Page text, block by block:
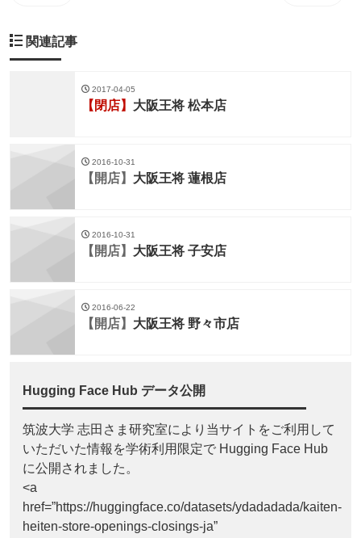
関連記事
2017-04-05
【閉店】 大阪王将 松本店
2016-10-31
【開店】 大阪王将 蓮根店
2016-10-31
【開店】 大阪王将 子安店
2016-06-22
【開店】 大阪王将 野々市店
Hugging Face Hub データ公開
筑波大学 志田さま研究室により当サイトをご利用して
いただいた情報を学術利用限定で Hugging Face Hub
に公開されました。
<a
href=”https://huggingface.co/datasets/ydadadada/kaiten-
heiten-store-openings-closings-ja”